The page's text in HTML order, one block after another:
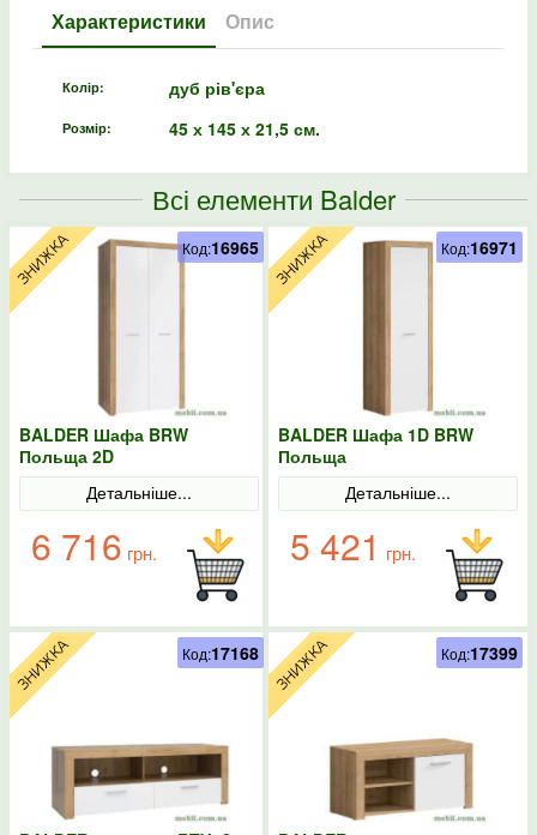
Характеристики Опис
Колір: дуб рів'єра
Розмір: 45 х 145 х 21,5 см.
Всі елементи Balder
BALDER Шафа BRW
Польща 2D
Детальніше...
6 716 грн.
Код:16965
BALDER Шафа 1D BRW
Польща
Детальніше...
5 421 грн.
Код:16971
Код:17168 Код:17399